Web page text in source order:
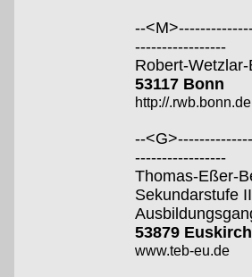
--
-----------------
Robert-
53117 Bonn
http://.rwb.bonn.de
--
-----------------
Thomas-Eßer-
Sekundarstufe II
53879
www.teb-eu.de